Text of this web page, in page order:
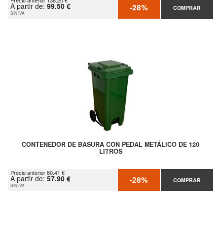
A partir de: 99.50 €
SIN IVA -28% COMPRAR
CONTENEDOR DE BASURA CON PEDAL METÁLICO DE 120
LITROS
Precio anterior 80.41 €
A partir de: 57.90 €
SIN IVA -28% COMPRAR